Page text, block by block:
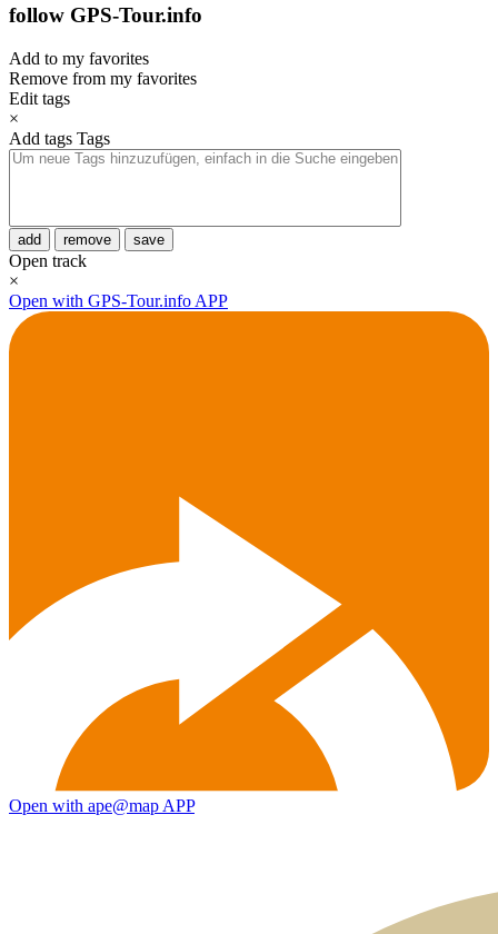
follow GPS-Tour.info
Add to my favorites
Remove from my favorites
Edit tags
×
Add tags Tags
add remove save
Open track
×
Open with GPS-Tour.info APP
Open with ape@map APP